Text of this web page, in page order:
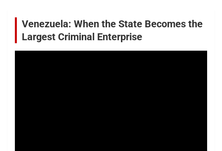
Venezuela: When the State Becomes the
Largest Criminal Enterprise